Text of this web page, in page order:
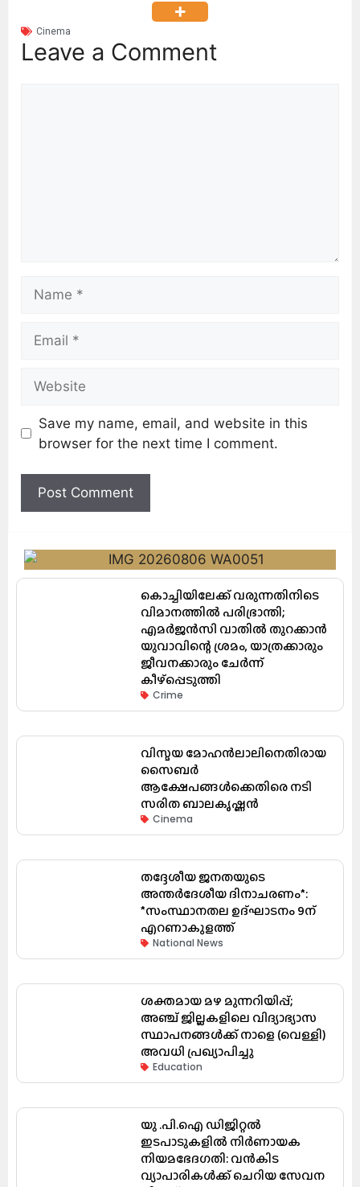
Cinema
Leave a Comment
Save my name, email, and website in this
browser for the next time I comment.
കൊച്ചിയിലേക്ക് വരുന്നതിനിടെ
വിമാനത്തിൽ പരിഭ്രാന്തി;
എമർജൻസി വാതിൽ തുറക്കാൻ
യുവാവിന്റെ ശ്രമം, യാത്രക്കാരും
ജീവനക്കാരും ചേർന്ന്
കീഴ്പ്പെടുത്തി
Crime
വിസ്മയ മോഹൻലാലിനെതിരായ
സൈബർ
ആക്ഷേപങ്ങൾക്കെതിരെ നടി
സരിത ബാലകൃഷ്ണൻ
Cinema
തദ്ദേശീയ ജനതയുടെ
അന്തർദേശീയ ദിനാചരണം*:
*സംസ്ഥാനതല ഉദ്ഘാടനം 9ന്
എറണാകുളത്ത്
National News
ശക്തമായ മഴ മുന്നറിയിപ്പ്;
അഞ്ച് ജില്ലകളിലെ വിദ്യാഭ്യാസ
സ്ഥാപനങ്ങൾക്ക് നാളെ (വെള്ളി)
അവധി പ്രഖ്യാപിച്ചു
Education
യു .പി.ഐ ഡിജിറ്റൽ
ഇടപാടുകളിൽ നിർണായക
നിയമഭേദഗതി: വൻകിട
വ്യാപാരികൾക്ക് ചെറിയ സേവന